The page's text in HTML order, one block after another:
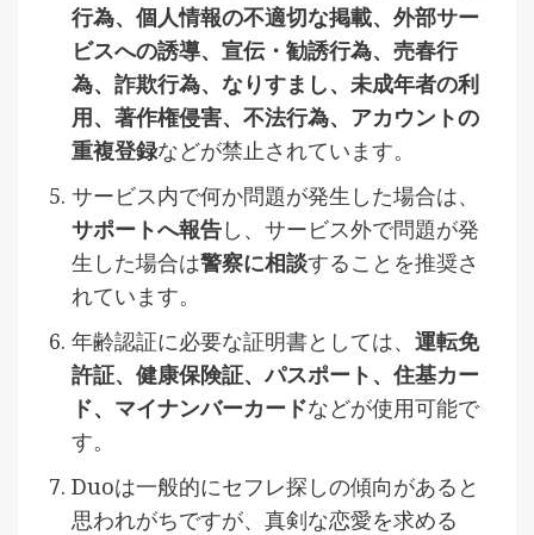
行為、個人情報の不適切な掲載、外部サー
ビスへの誘導、宣伝・勧誘行為、売春行
為、詐欺行為、なりすまし、未成年者の利
用、著作権侵害、不法行為、アカウントの
重複登録などが禁止されています。
サービス内で何か問題が発生した場合は、
サポートへ報告し、サービス外で問題が発
生した場合は警察に相談することを推奨さ
れています。
年齢認証に必要な証明書としては、 運転免
許証、健康保険証、パスポート、住基カー
ド、マイナンバーカードなどが使用可能で
す。
Duoは一般的にセフレ探しの傾向があると
思われがちですが、真剣な恋愛を求める